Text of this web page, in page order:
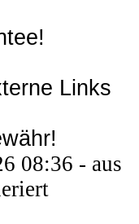
Links
08:36 - aus